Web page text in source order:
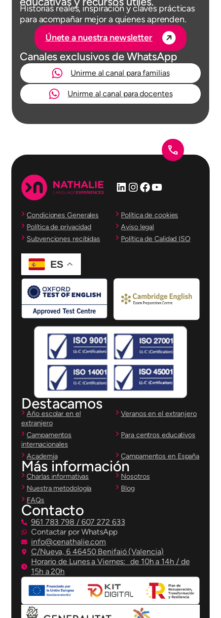
Historias reales, inspiración y claves prácticas
para acompañar mejor a quienes aprenden.
Únete a nuestra newsletter
Canales exclusivos de WhatsApp
Unirme al canal para familias
Unirme al canal para docentes
LinkedIn
Instagram
Facebook
YouTube
Condiciones Generales
Política de cookies
Política de privacidad
Aviso legal
Subvenciones recibidas
Política de Calidad ISO
ES
Destacamos
Año escolar en el
extranjero
Veranos en el extranjero
Campamentos
internacionales
Para centros educativos
Academia Campamentos en España
Más información
Charlas informativas
Nosotros
Nuestra metodología
Blog
FAQs
Contacto
961 783 798 / 607 272 633
Contactar por WhatsApp
info@cenathalie.com
C/Nueva, 6 46450 Benifaió (Valencia)
Horario de Lunes a Viernes: de 10h a 14h / de
15h a 20h